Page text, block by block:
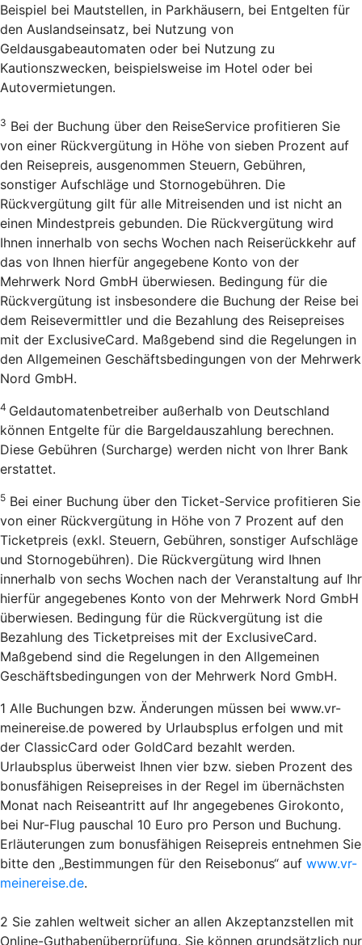
Beispiel bei Mautstellen, in Parkhäusern, bei Entgelten für
den Auslandseinsatz, bei Nutzung von
Geldausgabeautomaten oder bei Nutzung zu
Kautionszwecken, beispielsweise im Hotel oder bei
Autovermietungen.
3 Bei der Buchung über den Reise­Service profitieren Sie
von einer Rückvergütung in Höhe von sieben Prozent auf
den Reisepreis, ausgenommen Steuern, Gebühren,
sonstiger Aufschläge und Stornogebühren. Die
Rückvergütung gilt für alle Mitreisenden und ist nicht an
einen Mindestpreis gebunden. Die Rückvergütung wird
Ihnen innerhalb von sechs Wochen nach Reiserückkehr auf
das von Ihnen hierfür angegebene Konto von der
Mehrwerk Nord GmbH überwiesen. Bedingung für die
Rückvergütung ist insbesondere die Buchung der Reise bei
dem Reisevermittler und die Bezahlung des Reisepreises
mit der ExclusiveCard. Maßgebend sind die Regelungen in
den Allgemeinen Geschäftsbedingungen von der Mehrwerk
Nord GmbH.
4 Geldautomatenbetreiber außerhalb von Deutschland
können Entgelte für die Bargeldauszahlung berechnen.
Diese Gebühren (Surcharge) werden nicht von Ihrer Bank
erstattet.
5 Bei einer Buchung über den Ticket-Service profitieren Sie
von einer Rückvergütung in Höhe von 7 Prozent auf den
Ticketpreis (exkl. Steuern, Gebühren, sonstiger Aufschläge
und Stornogebühren). Die Rückvergütung wird Ihnen
innerhalb von sechs Wochen nach der Veranstaltung auf Ihr
hierfür angegebenes Konto von der Mehrwerk Nord GmbH
überwiesen. Bedingung für die Rückvergütung ist die
Bezahlung des Ticketpreises mit der ExclusiveCard.
Maßgebend sind die Regelungen in den Allgemeinen
Geschäftsbedingungen von der Mehrwerk Nord GmbH.
1 Alle Buchungen bzw. Änderungen müssen bei www.vr-
meinereise.de powered by Urlaubsplus erfolgen und mit
der ClassicCard oder GoldCard bezahlt werden.
Urlaubsplus überweist Ihnen vier bzw. sieben Prozent des
bonusfähigen Reisepreises in der Regel im übernächsten
Monat nach Reiseantritt auf Ihr angegebenes Girokonto,
bei Nur-Flug pauschal 10 Euro pro Person und Buchung.
Erläuterungen zum bonusfähigen Reisepreis entnehmen Sie
bitte den „Bestimmungen für den Reisebonus“ auf www.vr-
meinereise.de.
2 Sie zahlen weltweit sicher an allen Akzeptanzstellen mit
Online-Guthabenüberprüfung. Sie können grundsätzlich nur